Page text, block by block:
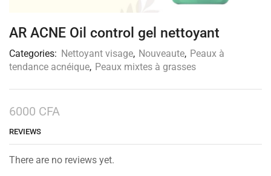
AR ACNE Oil control gel nettoyant
Categories: Nettoyant visage, Nouveaute, Peaux à
tendance acnéique, Peaux mixtes à grasses
6000 CFA
REVIEWS
There are no reviews yet.